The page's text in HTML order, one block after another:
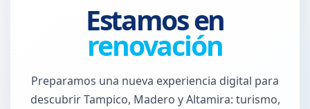
Estamos en
renovación
Preparamos una nueva experiencia digital para
descubrir Tampico, Madero y Altamira: turismo,